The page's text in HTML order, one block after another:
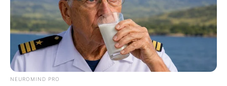
NEUROMIND PRO